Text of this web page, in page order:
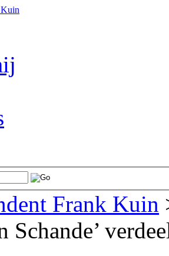
Frank Kuin
Schande’